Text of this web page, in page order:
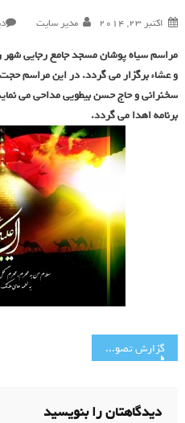
اکتبر 23, 2014 مدیر سایت
و عشاء برگزار می گردد. در این مراسم
سخنرانی و حاج حسن بیطویی مداحی می
برنامه اهدا می گردد.
راهبریگزارش تصویری برنامه های محرم(1)
دیدگاهتان را بنویسید